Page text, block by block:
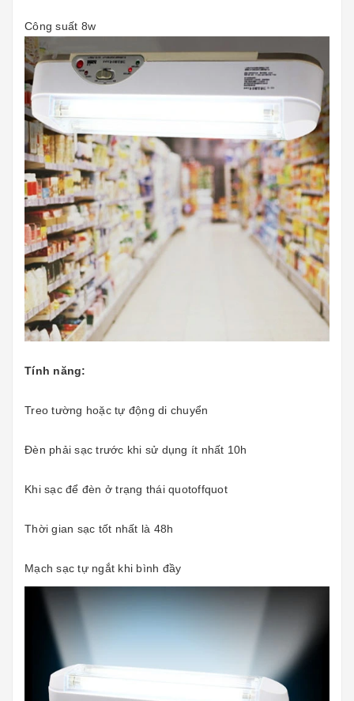
Công suất 8w
Tính năng:
Treo tường hoặc tự động di chuyển
Đèn phải sạc trước khi sử dụng ít nhất 10h
Khi sạc để đèn ở trạng thái quotoffquot
Thời gian sạc tốt nhất là 48h
Mạch sạc tự ngắt khi bình đầy